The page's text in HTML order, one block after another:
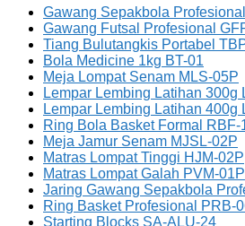
Gawang Sepakbola
Gawang Futsal Profesional
Tiang Bulutangkis Portabel
Bola Medicine 1kg BT-01
Meja Lompat Senam MLS-05P
Lempar Lembing Latihan 300g
Lempar Lembing Latihan 400g
Ring Bola Basket Formal RBF-
Meja Jamur Senam MJSL-02P
Matras Lompat Tinggi HJM-02P
Matras Lompat Galah PVM-01P
Jaring Gawang Sepakbola
Ring Basket Profesional PRB-
Starting Blocks SA-ALU-24